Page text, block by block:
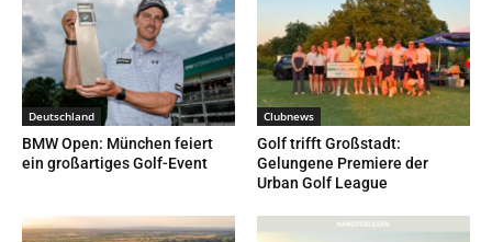
Deutschland
BMW Open: München feiert
ein großartiges Golf-Event
Clubnews
Golf trifft Großstadt:
Gelungene Premiere der
Urban Golf League